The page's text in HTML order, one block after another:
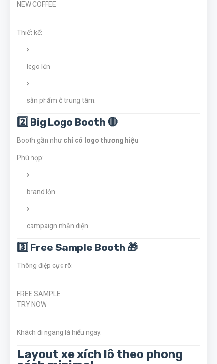
NEW COFFEE
Thiết kế:
logo lớn
sản phẩm ở trung tâm.
2️⃣ Big Logo Booth 🔴
Booth gần như chỉ có logo thương hiệu
Phù hợp:
brand lớn
campaign nhận diện.
3️⃣ Free Sample Booth 🎁
Thông điệp cực rõ:
FREE SAMPLE
TRY NOW
Khách đi ngang là hiểu ngay.
Layout xe xích lô theo phong